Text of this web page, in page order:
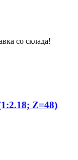
со склада!
Z=48)